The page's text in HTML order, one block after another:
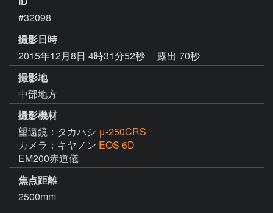
#32098
撮影日時
2015年12月8日 4時31分52秒
露出 70秒
撮影地
中部地方
撮影機材
望遠鏡：タカハシ μ-250CRS
カメラ：キヤノン EOS 6D
EM200赤道儀
焦点距離
2500mm